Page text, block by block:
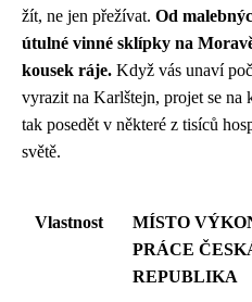
žít, ne jen přežívat. Od
útulné vinné sklípky na
kousek ráje. Když vás unaví
vyrazit na Karlštejn, projet se na
tak posedět v některé z tisíců
světě.
Vlastnost
MÍSTO
PRÁCE
REPUBLIKA